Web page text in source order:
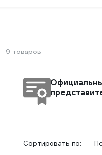
9 товаров
Сортировать по: